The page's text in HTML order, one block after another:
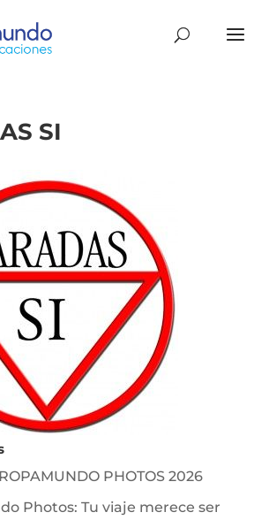
SI
PHOTOS 2026
Photos: Tu viaje merece ser